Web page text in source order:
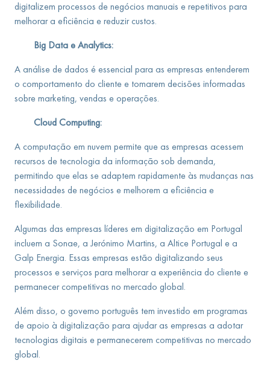
digitalizem processos de negócios manuais e repetitivos para
melhorar a eficiência e reduzir custos.
Big Data e Analytics:
A análise de dados é essencial para as empresas entenderem
o comportamento do cliente e tomarem decisões informadas
sobre marketing, vendas e operações.
Cloud Computing:
A computação em nuvem permite que as empresas acessem
recursos de tecnologia da informação sob demanda,
permitindo que elas se adaptem rapidamente às mudanças nas
necessidades de negócios e melhorem a eficiência e
flexibilidade.
Algumas das empresas líderes em digitalização em Portugal
incluem a Sonae, a Jerónimo Martins, a Altice Portugal e a
Galp Energia. Essas empresas estão digitalizando seus
processos e serviços para melhorar a experiência do cliente e
permanecer competitivas no mercado global.
Além disso, o governo português tem investido em programas
de apoio à digitalização para ajudar as empresas a adotar
tecnologias digitais e permanecerem competitivas no mercado
global.